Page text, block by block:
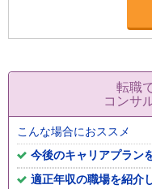
転職
コンサ
こんな場合におススメ
今後のキャリアプラン
適正年収の職場を紹介